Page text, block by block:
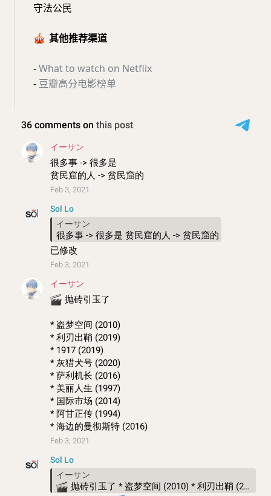
守法公民
🎪 其他推荐渠道
-What to watch on Netflix
- 豆瓣高分电影榜单